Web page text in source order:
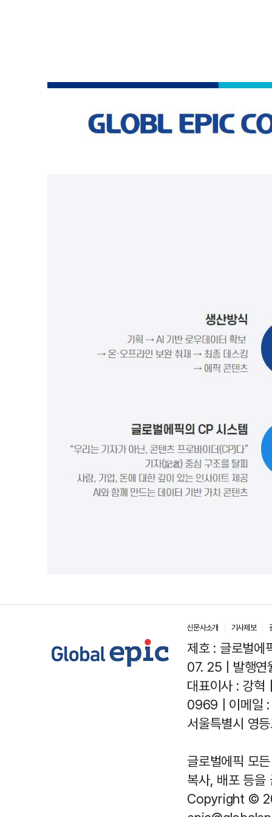
신문사소개 기사제보
제호 : 글로벌
07. 25 | 발행연
대표이사 : 강
0969 | 이메일
서울특별시 영
글로벌에픽 모
복사, 배포 등을
Copyright ©